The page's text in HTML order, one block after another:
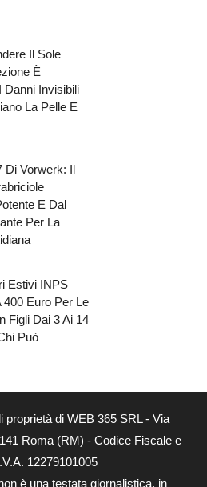
Il Sole
È
Danni Invisibili
La Pelle E
Di Vorwerk: Il
E Dal
Per La
Estivi INPS
400 Euro Per Le
Figli Dai 3 Ai 14
Può
proprietà di WEB 365 SRL - Via
Roma (RM) - Codice Fiscale e
12279101005
è una testata giornalistica, in